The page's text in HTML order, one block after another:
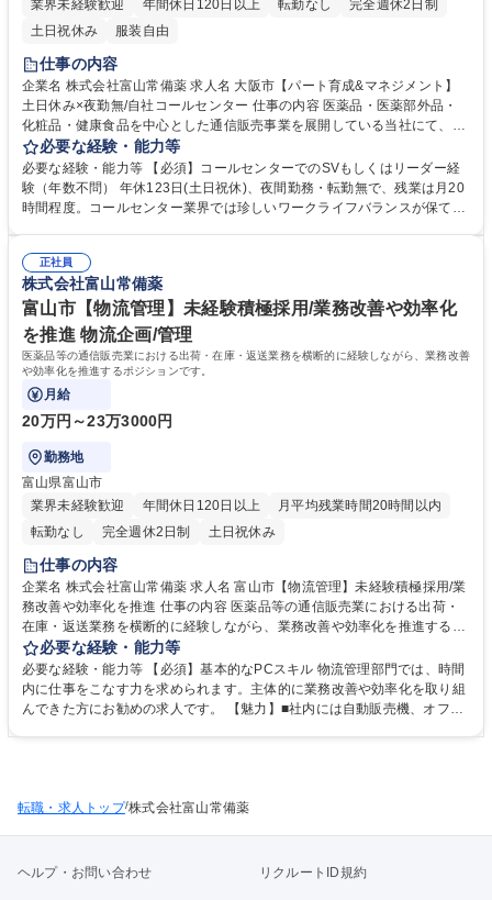
業界未経験歓迎
年間休日120日以上 転勤なし
完全週休2日制
土日祝休み
服装自由
仕事の内容
企業名 株式会社富山常備薬 求人名 大阪市【パート育成&マネジメント】
土日休み×夜勤無/自社コールセンター 仕事の内容 医薬品・医薬部外品・
化粧品・健康食品を中心とした通信販売事業を展開している当社にて、自
社コールセンターの管理運営をお任せします。 【具体的には】自社コール
センターの運営管理として、KPI管理と改善策立案、業務フローの見直
し、人員配置の調整、スタッフ教育などマネジメント業務全般を担当しま
す。現場の電話対応業務は業務切り分けにより基本的に行わず、管理業務
ント業務に専念します。 募集職種 大阪市【パート育成&マネジメント】土
日休み×夜勤無/自社コールセンター
必要な経験・能力等
必要な経験・能力等 【必須】コールセンターでのSVもしくはリーダー経
験（年数不問） 年休123日(土日祝休)、夜間勤務・転勤無で、残業は月20
時間程度。コールセンター業界では珍しいワークライフバランスが保てる
ける商品をお届けするにはどうすべきなのかを本質的課題として考え続け
ています。【やりがい】既存社員の多くが現場叩き上げのため、外部経験
を活かした新しい風が強く求められています。センター長と約100名のス
タッフが働く現場を繋ぐ存在として期待されています。 学歴・資格 学
歴：大学院 大学 高専 短大 専修学校 高校 語学力： 資格：
正社員
株式会社富山常備薬
富山市【物流管理】未経験積極採用/業務改善や効率化
を推進 物流企画/管理
医薬品等の通信販売業における出荷・在庫・返送業務を横断的に経験しながら、業務改善
や効率化を推進するポジションです。
月給
20万円～23万3000円
勤務地
富山県富山市
業界未経験歓迎
年間休日120日以上
月平均残業時間20時間以内
転勤なし
完全週休2日制 土日祝休み
仕事の内容
企業名 株式会社富山常備薬 求人名 富山市【物流管理】未経験積極採用/業
務改善や効率化を推進 仕事の内容 医薬品等の通信販売業における出荷・
在庫・返送業務を横断的に経験しながら、業務改善や効率化を推進するポ
ジションです。 【研修制度】入社後、業界や商品知識を習得し、社内の各
部署での業務を実際に体験いただき、お客様に商品をお届けするまでどう
いった作業・流れなどを学びます。 【具体的には】■梱包/帳票出力など出
荷業務 ■在庫管理および返送業務の補助 ■作業フローの見直し・改善（効
必要な経験・能力等
必要な経験・能力等 【必須】基本的なPCスキル 物流管理部門では、時間
内に仕事をこなす力を求められます。主体的に業務改善や効率化を取り組
んできた方にお勧めの求人です。 【魅力】■社内には自動販売機、オフィ
休むことができ、ワークライフバランスを大事にしています。 学歴・資格
転職・求人トップ/株式会社富山常備薬
ヘルプ・お問い合わせ リクルートID規約